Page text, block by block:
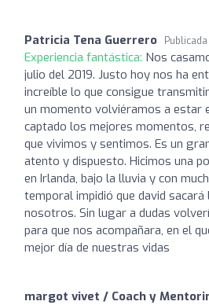
Patricia Tena Guerrero
Experiencia fantástica: Nos
julio del 2019. Justo hoy nos ha
increíble lo que consigue
un momento volviéramos a estar
captado los mejores momentos,
que vivimos y sentimos. Es un
atento y dispuesto. Hicimos una
en Irlanda, bajo la lluvia y con
temporal impidió que david
nosotros. Sin lugar a dudas
para que nos acompañara, en el
mejor día de nuestras vidas
margot vivet / Coach y